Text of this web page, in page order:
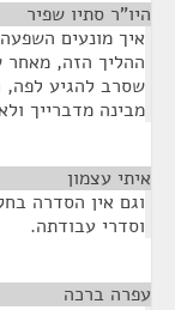
היו"ר סתיו שפיר
איך מונעים
ההליך הזה, מאחר
שסרב להגיע לפה,
מבינה מדברייך
איתי עצמון
וגם אין הסדרה
וסדרי עבודתה.
עפרה ברכה